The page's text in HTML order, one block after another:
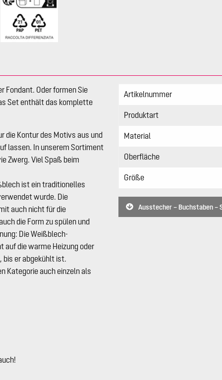
Fondant. Oder formen Sie
Set enthält das komplette
die Kontur des Motivs aus und
lassen. In unserem Sortiment
Zwerg. Viel Spaß beim
ist ein traditionelles
wurde. Die
auch nicht für die
die Form zu spülen und
Die Weißblech-
auf die warme Heizung oder
bis er abgekühlt ist.
Kategorie auch einzeln als
Artikelnummer
Produktart
Material
Oberfläche
Größe
Ausstecher – Buchstaben –